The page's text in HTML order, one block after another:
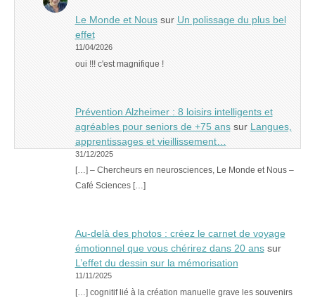
Le Monde et Noussur Un polissage du plus bel
effet
11/04/2026
oui !!! c'est magnifique !
Prévention Alzheimer : 8 loisirs intelligents et
agréables pour seniors de +75 anssur Langues,
apprentissages et vieillissement…
31/12/2025
[…] – Chercheurs en neurosciences, Le Monde et Nous –
Café Sciences […]
Au-delà des photos : créez le carnet de voyage
émotionnel que vous chérirez dans 20 anssur
L’effet du dessin sur la mémorisation
11/11/2025
[…] cognitif lié à la création manuelle grave les souvenirs